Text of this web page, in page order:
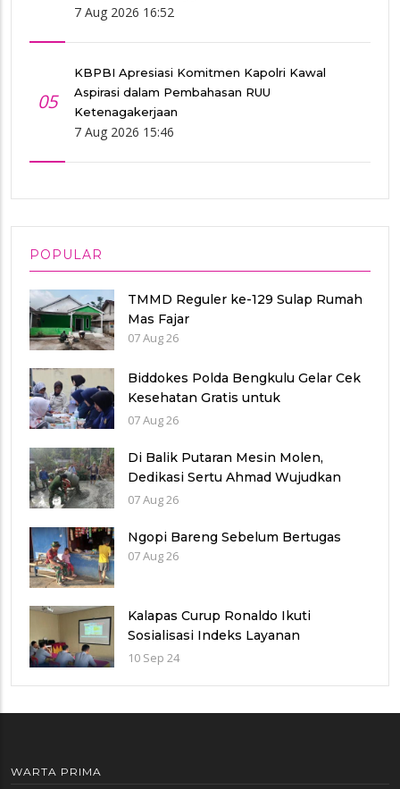
7 Aug 2026 16:52
05
KBPBI Apresiasi Komitmen Kapolri Kawal
Aspirasi dalam Pembahasan RUU
Ketenagakerjaan
7 Aug 2026 15:46
POPULAR
TMMD Reguler ke-129 Sulap Rumah
Mas Fajar
07 Aug 26
Biddokes Polda Bengkulu Gelar Cek
Kesehatan Gratis untuk
Purnawirawan Polri, Wujud
Berkelanjutan
07 Aug 26
Di Balik Putaran Mesin Molen,
Dedikasi Sertu Ahmad Wujudkan
Jalan Berkualitas
07 Aug 26
Ngopi Bareng Sebelum Bertugas
07 Aug 26
Kalapas Curup Ronaldo Ikuti
Sosialisasi Indeks Layanan
Kesekretariatan
10 Sep 24
WARTA PRIMA